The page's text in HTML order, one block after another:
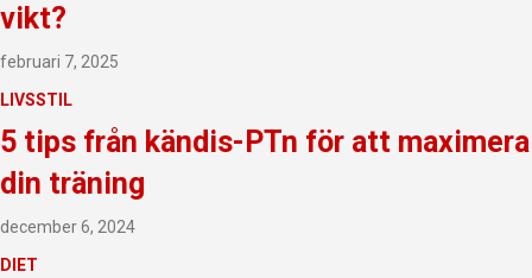
vikt?
februari 7, 2025
LIVSSTIL
5 tips från kändis-PTn för att maximera
din träning
december 6, 2024
DIET